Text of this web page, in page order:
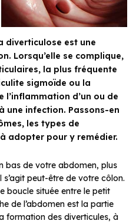
diverticulose est une
Lorsqu’elle se complique,
la plus fréquente
sigmoïde ou la
d’un ou de
une infection. Passons-en
les types de
adopter pour y remédier.
bas de votre abdomen, plus
peut-être de votre côlon.
boucle située entre le petit
de l’abdomen est la partie
formation des diverticules, à